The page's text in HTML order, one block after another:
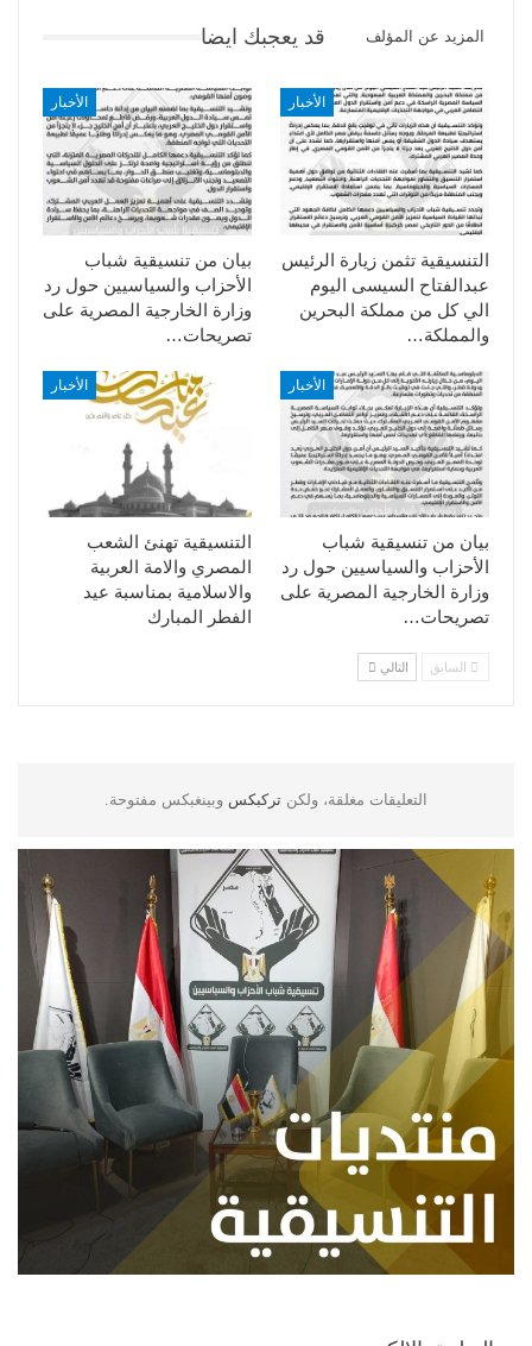
قد يعجبك ايضا المزيد عن المؤلف
الأخبار
بيان من تنسيقية شباب
الأحزاب والسياسيين حول رد
وزارة الخارجية المصرية على
تصريحات…
الأخبار
التنسيقية تثمن زيارة الرئيس
عبدالفتاح السيسى اليوم
الي كل من مملكة البحرين
والمملكة…
الأخبار
التنسيقية تهنئ الشعب
المصري والامة العربية
والاسلامية بمناسبة عيد
الفطر المبارك
الأخبار
بيان من تنسيقية شباب
الأحزاب والسياسيين حول رد
وزارة الخارجية المصرية على
تصريحات…
السابق التالي
التعليقات مغلقة، ولكن تركبكس وبينغبكس مفتوحة.